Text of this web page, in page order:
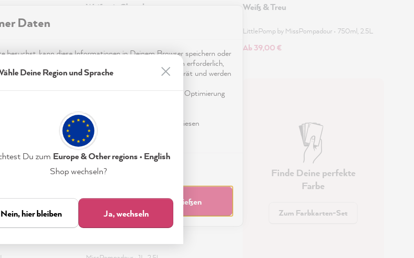
Weiß mit Charakter Weiß & Treu
LittlePomp by MissPompadour • 750ml, 2.5L
Ab 39,00 €
Finde Deine perfekte
Farbe
Zum Farbkarten-Set
Daten
besuchst, kann diese Informationen in Deinem Browser speichern oder
Cookies. Diese Informationen sind nicht nur technisch erforderlich,
auf Dich, Deine Einstellungen oder Dein Gerät und werden
wie erwartet funktioniert und um mittels den in der
Dienste Deine Nutzung der Webseite für deren Optimierung
zu betreiben und zu personalisieren.
Schließen" klickst, stimmst Du (jederzeit widerruflich) diesen
zu.
Einstellungen
Akzeptieren & Schließen
Deine Region und Sprache
Du zum Europe & Other regions • English
Shop wechseln?
Nein, hier bleiben Ja, wechseln